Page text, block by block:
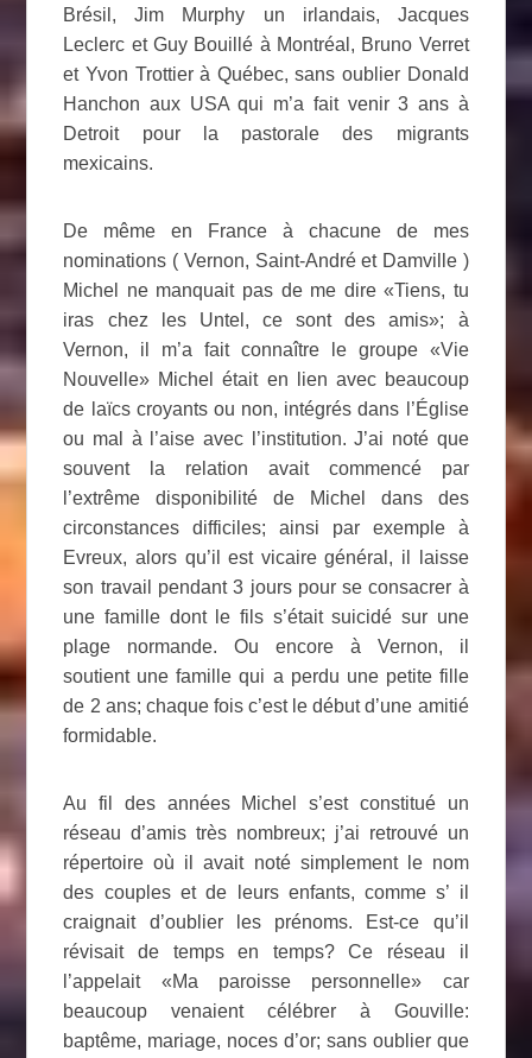
Brésil, Jim Murphy un irlandais, Jacques
Leclerc et Guy Bouillé à Montréal, Bruno Verret
et Yvon Trottier à Québec, sans oublier Donald
Hanchon aux USA qui m’a fait venir 3 ans à
Detroit pour la pastorale des migrants
mexicains.
De même en France à chacune de mes
nominations ( Vernon, Saint-André et Damville )
Michel ne manquait pas de me dire «Tiens, tu
iras chez les Untel, ce sont des amis»; à
Vernon, il m’a fait connaître le groupe «Vie
Nouvelle» Michel était en lien avec beaucoup
de laïcs croyants ou non, intégrés dans l’Église
ou mal à l’aise avec l’institution. J’ai noté que
souvent la relation avait commencé par
l’extrême disponibilité de Michel dans des
circonstances difficiles; ainsi par exemple à
Evreux, alors qu’il est vicaire général, il laisse
son travail pendant 3 jours pour se consacrer à
une famille dont le fils s’était suicidé sur une
plage normande. Ou encore à Vernon, il
soutient une famille qui a perdu une petite fille
de 2 ans; chaque fois c’est le début d’une amitié
formidable.
Au fil des années Michel s’est constitué un
réseau d’amis très nombreux; j’ai retrouvé un
répertoire où il avait noté simplement le nom
des couples et de leurs enfants, comme s’ il
craignait d’oublier les prénoms. Est-ce qu’il
révisait de temps en temps? Ce réseau il
l’appelait «Ma paroisse personnelle» car
beaucoup venaient célébrer à Gouville:
baptême, mariage, noces d’or; sans oublier que